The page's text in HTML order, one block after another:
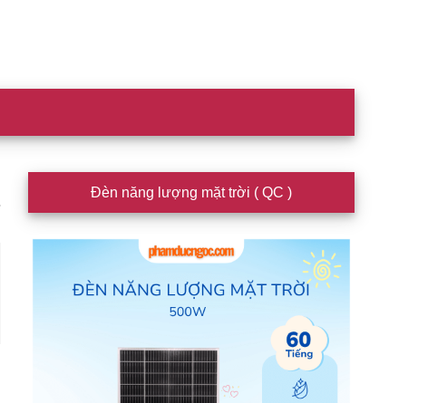
Sidebar
chính
Đèn năng lượng mặt trời ( QC )